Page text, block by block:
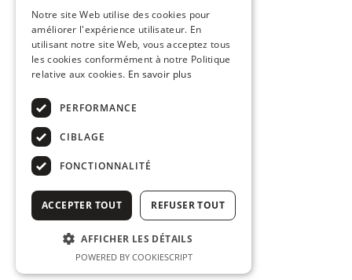
Notre site Web utilise des cookies pour
améliorer l'expérience utilisateur. En
utilisant notre site Web, vous acceptez tous
les cookies conformément à notre Politique
relative aux cookies. En savoir plus
PERFORMANCE
CIBLAGE
FONCTIONNALITÉ
ACCEPTER TOUT REFUSER TOUT
AFFICHER LES DÉTAILS
POWERED BY COOKIESCRIPT